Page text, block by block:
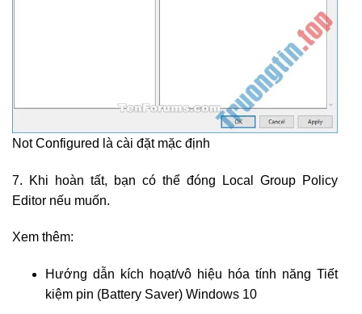
Not Configured là cài đặt mặc định
7. Khi hoàn tất, bạn có thể đóng Local Group Policy
Editor nếu muốn.
Xem thêm:
Hướng dẫn kích hoạt/vô hiệu hóa tính năng Tiết
kiệm pin (Battery Saver) Windows 10